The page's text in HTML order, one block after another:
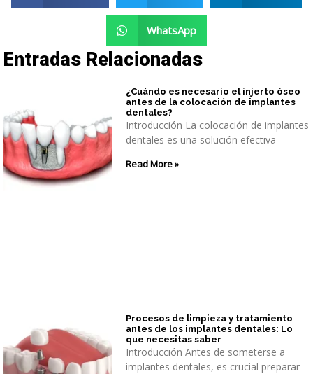
WhatsApp
Entradas Relacionadas
¿Cuándo es necesario el injerto óseo
antes de la colocación de implantes
dentales?
Introducción La colocación de implantes
dentales es una solución efectiva
Read More »
Procesos de limpieza y tratamiento
antes de los implantes dentales: Lo
que necesitas saber
Introducción Antes de someterse a
implantes dentales, es crucial preparar